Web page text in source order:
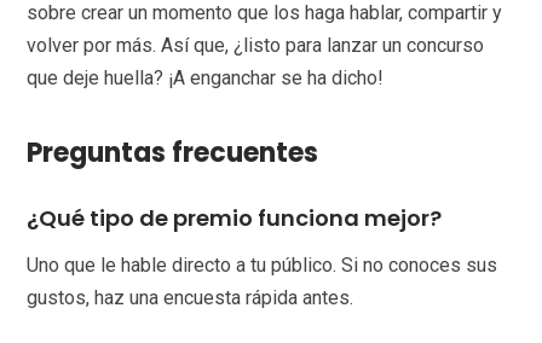
sobre crear un momento que los haga hablar, compartir y
volver por más. Así que, ¿listo para lanzar un concurso
que deje huella? ¡A enganchar se ha dicho!
Preguntas frecuentes
¿Qué tipo de premio funciona mejor?
Uno que le hable directo a tu público. Si no conoces sus
gustos, haz una encuesta rápida antes.